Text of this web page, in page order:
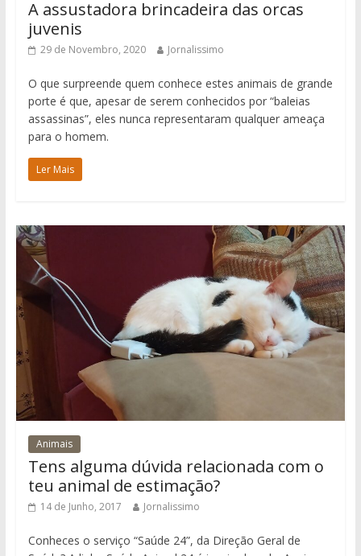
A assustadora brincadeira das orcas
juvenis
29 de Novembro, 2020 Jornalissimo
O que surpreende quem conhece estes animais de grande
porte é que, apesar de serem conhecidos por “baleias
assassinas”, eles nunca representaram qualquer ameaça
para o homem.
Ler Mais
Animais
Tens alguma dúvida relacionada com o
teu animal de estimação?
14 de Junho, 2017 Jornalissimo
Conheces o serviço “Saúde 24”, da Direção Geral de